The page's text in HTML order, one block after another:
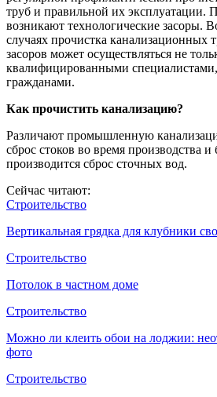
труб и правильной их эксплуатации.
возникают технологические засоры.
случаях прочистка канализационных
засоров может осуществляться не
квалифицированными
гражданами.
Как прочистить канализацию?
Различают промышленную
сброс стоков во время производства
производится сброс сточных вод.
Сейчас читают:
Строительство
Вертикальная грядка для клубники
Строительство
Потолок в частном доме
Строительство
Можно ли клеить обои на лоджии:
фото
Строительство